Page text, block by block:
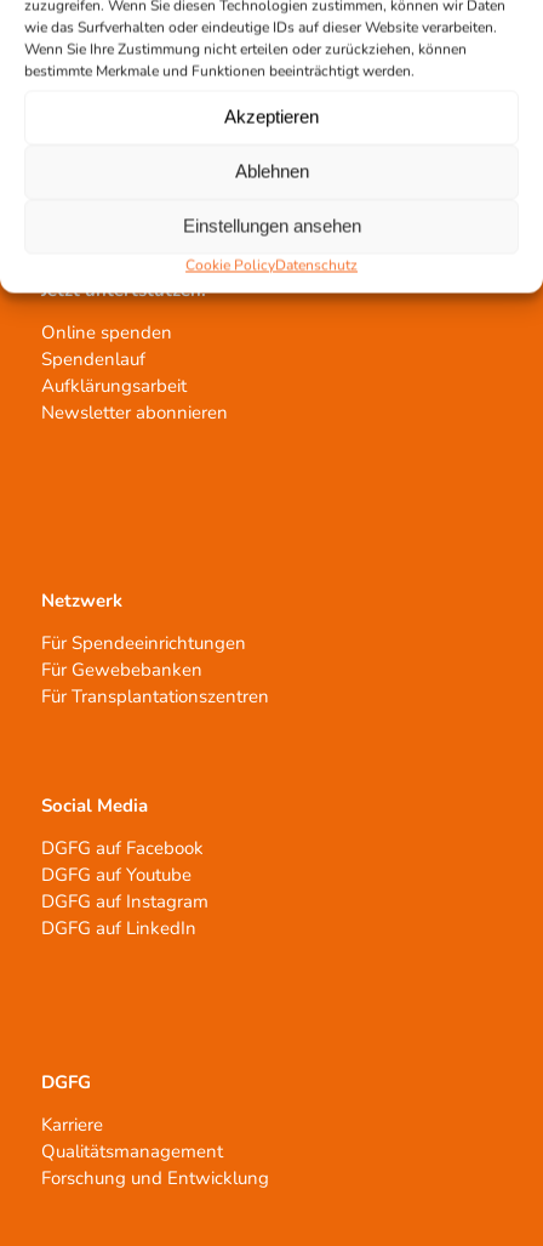
zuzugreifen. Wenn Sie diesen Technologien zustimmen, können wir Daten
wie das Surfverhalten oder eindeutige IDs auf dieser Website verarbeiten.
Wenn Sie Ihre Zustimmung nicht erteilen oder zurückziehen, können
bestimmte Merkmale und Funktionen beeinträchtigt werden.
Akzeptieren
Ablehnen
Einstellungen ansehen
Cookie PolicyDatenschutz
Gewebetransplantation
Jetzt untertstützen!
Online spenden
Spendenlauf
Aufklärungsarbeit
Newsletter abonnieren
Netzwerk
Für Spendeeinrichtungen
Für Gewebebanken
Für Transplantationszentren
Social Media
DGFG auf Facebook
DGFG auf Youtube
DGFG auf Instagram
DGFG auf LinkedIn
DGFG
Karriere
Qualitätsmanagement
Forschung und Entwicklung